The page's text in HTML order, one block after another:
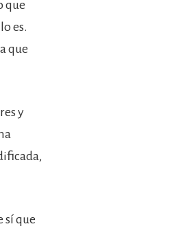
que
es.
que
y
sí que